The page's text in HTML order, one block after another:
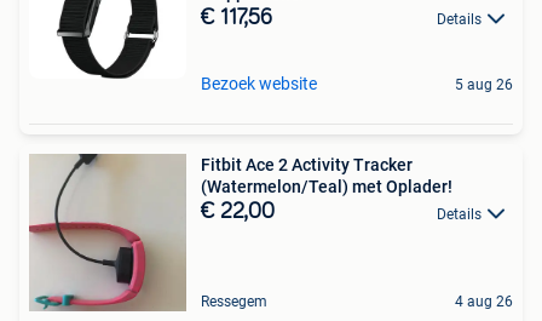
€ 117,56 Details
Bezoek website 5 aug 26
Fitbit Ace 2 Activity Tracker
(Watermelon/Teal) met Oplader!
€ 22,00 Details
Ressegem 4 aug 26